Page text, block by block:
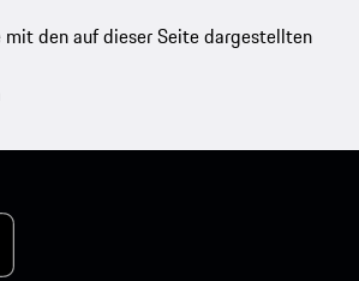
den auf dieser Seite dargestellten